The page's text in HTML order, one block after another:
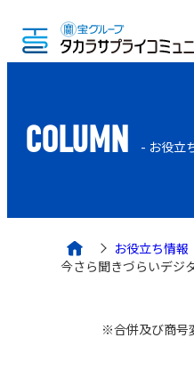
COLUMN - お役立
お役立ち情報
今さら聞きづらいデジ
※合併及び商号